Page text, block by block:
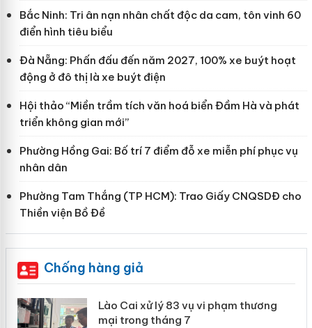
Bắc Ninh: Tri ân nạn nhân chất độc da cam, tôn vinh 60
điển hình tiêu biểu
Đà Nẵng: Phấn đấu đến năm 2027, 100% xe buýt hoạt
động ở đô thị là xe buýt điện
Hội thảo “Miền trầm tích văn hoá biển Đầm Hà và phát
triển không gian mới”
Phường Hồng Gai: Bố trí 7 điểm đỗ xe miễn phí phục vụ
nhân dân
Phường Tam Thắng (TP HCM): Trao Giấy CNQSDĐ cho
Thiền viện Bồ Đề
Chống hàng giả
Lào Cai xử lý 83 vụ vi phạm thương
mại trong tháng 7